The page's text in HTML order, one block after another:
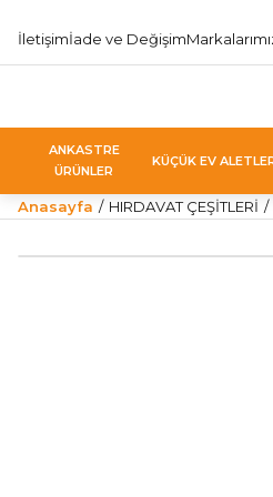
İletişimİade ve Değişim
ANKASTRE
ÜRÜNLER
KÜÇÜK EV
Anasayfa HIRDAVAT ÇEŞİTLERİ